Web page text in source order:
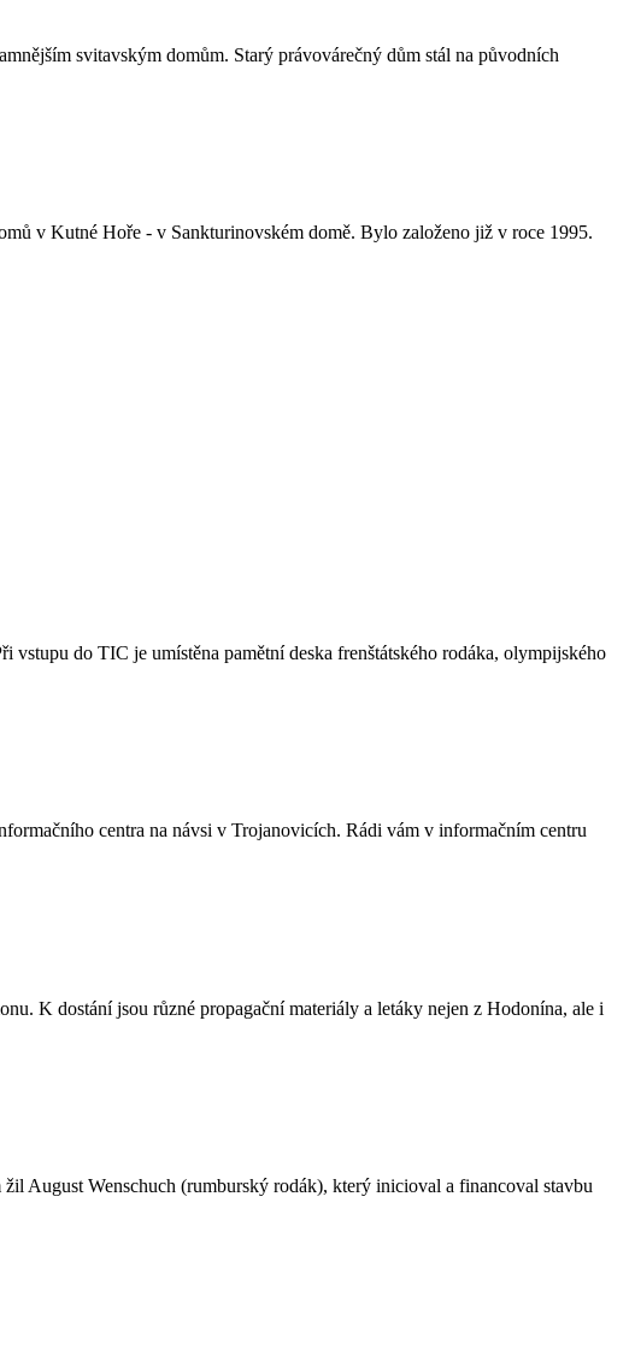
svitavským domům. Starý právovárečný dům stál na původních
v Kutné Hoře - v Sankturinovském domě. Bylo založeno již v roce 1995.
do TIC je umístěna pamětní deska frenštátského rodáka, olympijského
centra na návsi v Trojanovicích. Rádi vám v informačním centru
K dostání jsou různé propagační materiály a letáky nejen z Hodonína, ale i
August Wenschuch (rumburský rodák), který inicioval a financoval stavbu